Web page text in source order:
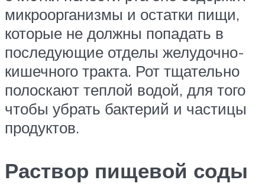
микроорганизмы и остатки пищи,
которые не должны попадать в
последующие отделы желудочно-
кишечного тракта. Рот тщательно
полоскают теплой водой, для того
чтобы убрать бактерий и частицы
продуктов.
Раствор пищевой соды